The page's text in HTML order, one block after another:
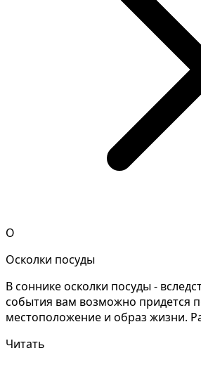
О
Осколки посуды
В соннике осколки посуды -
события вам возможно придется
местоположение и образ жизни.
Читать